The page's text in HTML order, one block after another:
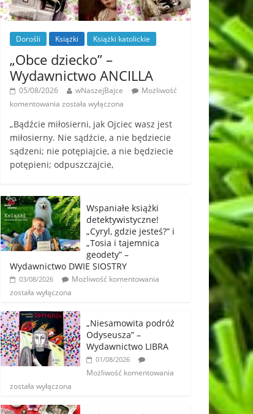
Dorośli Książki Książki katolickie
„Obce dziecko” –
Wydawnictwo ANCILLA
05/08/2026 wNaszejBajce
Możliwość
komentowania została wyłączona
„Bądźcie miłosierni, jak Ojciec wasz jest
miłosierny. Nie sądźcie, a nie będziecie
sądzeni; nie potępiajcie, a nie będziecie
potępieni; odpuszczajcie,
Wspaniałe książki
detektywistyczne!
„Cyryl, gdzie jesteś?” i
„Tosia i tajemnica
geodety” –
Wydawnictwo DWIE SIOSTRY
03/08/2026
Możliwość komentowania
została wyłączona
„Niesamowita podróż
Odyseusza” –
Wydawnictwo LIBRA
01/08/2026
Możliwość komentowania
została wyłączona